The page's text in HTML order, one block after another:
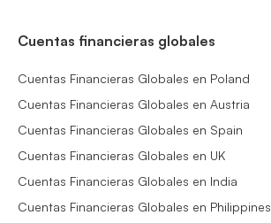
Cuentas financieras globales
Cuentas Financieras Globales en Poland
Cuentas Financieras Globales en Austria
Cuentas Financieras Globales en Spain
Cuentas Financieras Globales en UK
Cuentas Financieras Globales en India
Cuentas Financieras Globales en Philippines